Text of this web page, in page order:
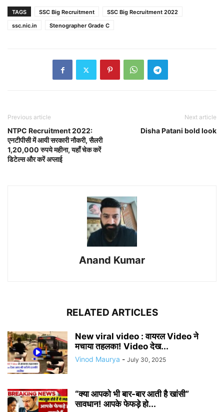
TAGS SSC Big Recruitment
SSC Big Recruitment 2022
ssc.nic.in
Stenographer Grade C
Previous article
NTPC Recruitment 2022:
एनटीपीसी में आयी सरकारी नौकरी, सैलरी
1,20,000 रुपये महीना, यहाँ चेक करें
डिटेल्स और करें अप्लाई
Next article
Disha Patani bold look
Anand Kumar
RELATED ARTICLES
New viral video : वायरल Video ने
मचाया तहलका! Video देख...
Vinod Maurya - July 30, 2025
“क्या आपको भी बार-बार आती है खांसी”
सावधान! आपके फेफड़े हो...